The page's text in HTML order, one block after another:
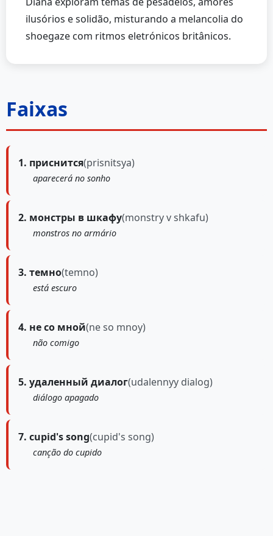
ilusórios e solidão, misturando a melancolia do
shoegaze com ritmos eletrónicos britânicos.
Faixas
1. приснится(prisnitsya)
aparecerá no sonho
2. монстры в шкафу(monstry v shkafu)
monstros no armário
3. темно(temno)
está escuro
4. не со мной(ne so mnoy)
não comigo
5. удаленный диалог(udalennyy dialog)
diálogo apagado
7. cupid's song(cupid's song)
canção do cupido